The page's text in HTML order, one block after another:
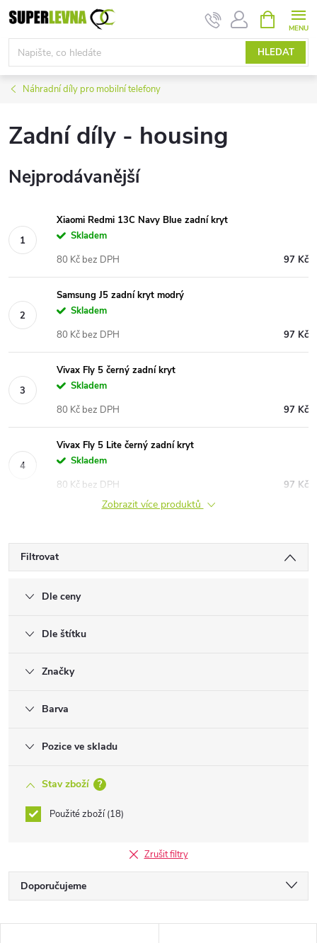
Přejít
na
obsah
HLEDAT
NÁKUPNÍ
KOŠÍK
Náhradní díly pro mobilní telefony
Zadní díly - housing
Nejprodávanější
Xiaomi Redmi 13C Navy Blue zadní kryt
Skladem
97 Kč
80 Kč bez DPH
Samsung J5 zadní kryt modrý
Skladem
97 Kč
80 Kč bez DPH
Vivax Fly 5 černý zadní kryt
Skladem
97 Kč
80 Kč bez DPH
Vivax Fly 5 Lite černý zadní kryt
Skladem
97 Kč
80 Kč bez DPH
Zobrazit více produktů
Filtrovat
Dle ceny
Dle štítku
Značky
Barva
Pozice ve skladu
Stav zboží ?
Použité zboží 18
Zrušit filtry
Ř
a
Doporučujeme